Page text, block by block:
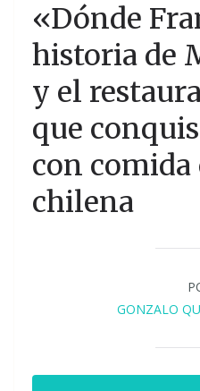
«Dónde
historia de
y el
que
con comida
chilena
GONZALO